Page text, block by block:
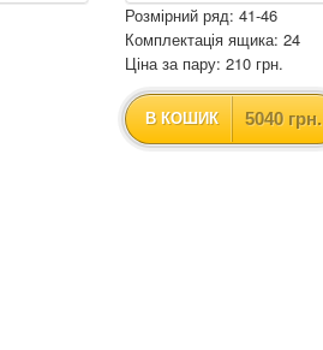
Розмірний ряд: 41-46
Комплектація ящика: 24
Ціна за пару: 210 грн.
В КОШИК 5040 грн.